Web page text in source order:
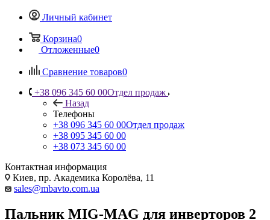
Личный кабинет
Корзина0
Отложенные0
Сравнение товаров0
+38 096 345 60 00Отдел продаж
Назад
Телефоны
+38 096 345 60 00Отдел продаж
+38 095 345 60 00
+38 073 345 60 00
Контактная информация
Киев, пр. Академика Королёва, 11
sales@mbavto.com.ua
Пальник MIG-MAG для инверторов 2